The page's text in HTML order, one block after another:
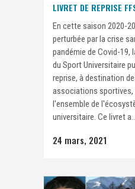
LIVRET DE REPRISE
En cette saison 2020-
perturbée par la crise
pandémie de Covid-19,
du Sport Universitaire
reprise, à destination
associations sportives,
l'ensemble de
universitaire. Ce livret a...
24 mars, 2021